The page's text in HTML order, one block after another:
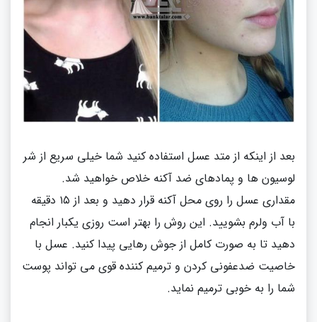
بعد از اینکه از متد عسل استفاده کنید شما خیلی سریع از شر
لوسیون ها و پمادهای ضد آکنه خلاص خواهید شد.
مقداری عسل را روی محل آکنه قرار دهید و بعد از ۱۵ دقیقه
با آب ولرم بشویید. این روش را بهتر است روزی یکبار انجام
دهید تا به صورت کامل از جوش رهایی پیدا کنید. عسل با
خاصیت ضدعفونی کردن و ترمیم کننده قوی می تواند پوست
شما را به خوبی ترمیم نماید.